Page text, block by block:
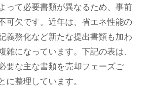
って必要書類が異なるため、事前
可欠です。近年は、省エネ性能の
義務化など新たな提出書類も加わ
雑になっています。下記の表は、
要な主な書類を売却フェーズご
に整理しています。